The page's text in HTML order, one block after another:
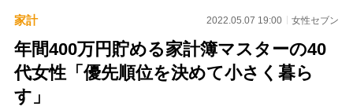
家計 2022.05.07 19:00 女性セブン
年間400万円貯める家計簿マスターの40
代女性「優先順位を決めて小さく暮ら
す」